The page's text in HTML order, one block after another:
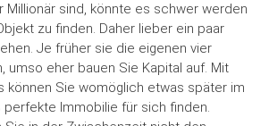
Millionär sind, könnte es schwer werden
zu finden. Daher lieber ein paar
Je früher sie die eigenen vier
umso eher bauen Sie Kapital auf. Mit
können Sie womöglich etwas später im
perfekte Immobilie für sich finden.